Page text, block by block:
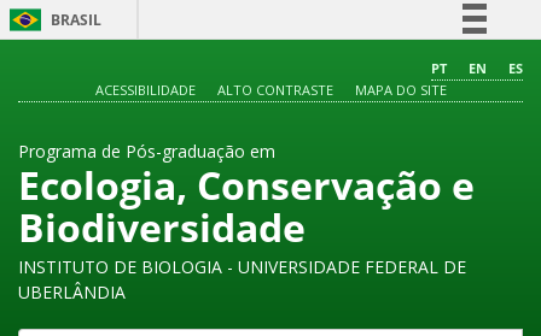
BRASIL
Comunica BR
Acesso à informação
Legislação
PT EN
ES
ACESSIBILIDADE
ALTO CONTRASTE MAPA DO SITE
Programa de Pós-graduação em
Ecologia, Conservação e
Biodiversidade
INSTITUTO DE BIOLOGIA - UNIVERSIDADE FEDERAL DE
UBERLÂNDIA